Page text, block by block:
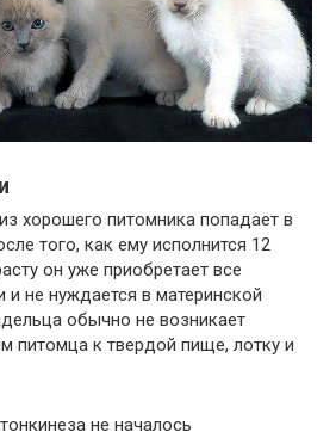
хорошего питомника попадает в
того, как ему исполнится 12
он уже приобретает все
не нуждается в материнской
обычно не возникает
питомца к твердой пище, лотку и
не началось